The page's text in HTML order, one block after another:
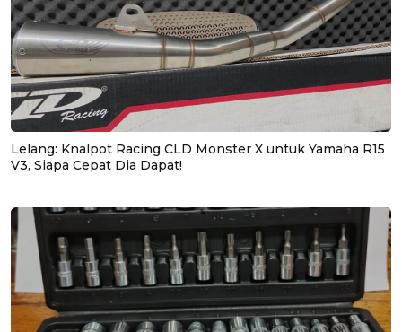
Lelang: Knalpot Racing CLD Monster X untuk Yamaha R15
V3, Siapa Cepat Dia Dapat!